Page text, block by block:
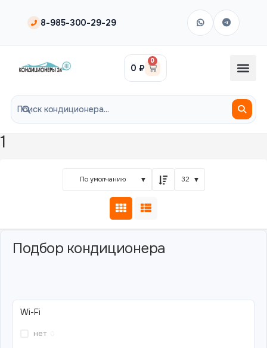
8-985-300-29-29
0 ₽
0
1
По умолчанию 32
Подбор кондиционера
Wi-Fi
нет